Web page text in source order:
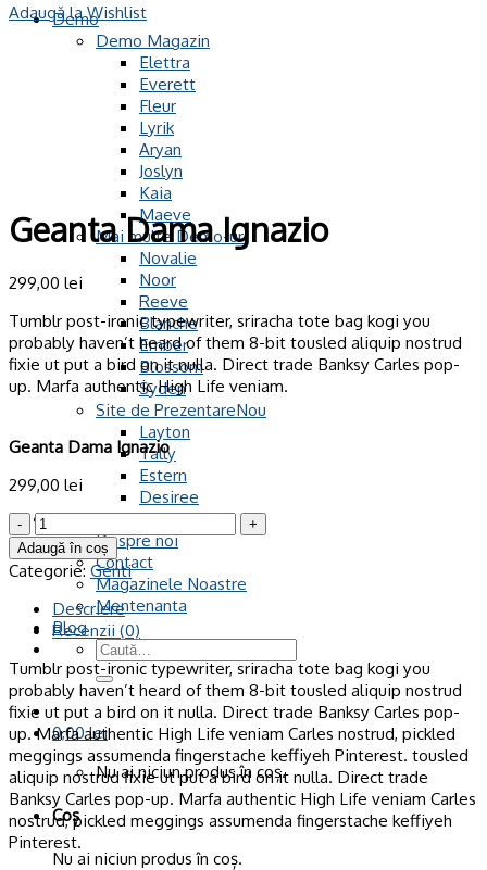
Demo
Demo Magazin
Elettra
Everett
Fleur
Lyrik
Aryan
Joslyn
Kaia
Maeve
Mai multe Demo-uri
Novalie
Noor
Reeve
Blanche
Ember
Blossom
Syden
Site de Prezentare
Layton
Tally
Estern
Desiree
Pagini
Despre noi
Contact
Magazinele Noastre
Mentenanta
Blog
Caută
după:
0,00lei
Nu ai niciun produs în coș.
Coș
Nu ai niciun produs în coș.
Adaugă la Wishlist
Geanta Dama Ignazio
299,00 lei
Tumblr post-ironic typewriter, sriracha tote bag kogi you
probably haven’t heard of them 8-bit tousled aliquip nostrud
fixie ut put a bird on it nulla. Direct trade Banksy Carles pop-
up. Marfa authentic High Life veniam.
Geanta Dama Ignazio
299,00 lei
Cantitate
Geanta
Dama
Ignazio
Adaugă în coș
Categorie: Genti
Descriere
Recenzii (0)
Tumblr post-ironic typewriter, sriracha tote bag kogi you
probably haven’t heard of them 8-bit tousled aliquip nostrud
fixie ut put a bird on it nulla. Direct trade Banksy Carles pop-
up. Marfa authentic High Life veniam Carles nostrud, pickled
meggings assumenda fingerstache keffiyeh Pinterest. tousled
aliquip nostrud fixie ut put a bird on it nulla. Direct trade
Banksy Carles pop-up. Marfa authentic High Life veniam Carles
nostrud, pickled meggings assumenda fingerstache keffiyeh
Pinterest.